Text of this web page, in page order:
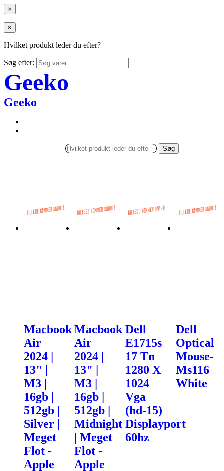
×
×
Hvilket produkt leder du efter?
Søg efter:
Geeko
Geeko
Søg
Macbook
Air
2024 |
13" |
M3 |
16gb |
512gb |
Silver |
Meget
Flot -
Apple
Macbook
Air
2024 |
13" |
M3 |
16gb |
512gb |
Midnight
| Meget
Flot -
Apple
Dell
E1715s
17 Tn
1280 X
1024
Vga
(hd-15)
Displayport
60hz
Dell
Optical
Mouse-
Ms116
White